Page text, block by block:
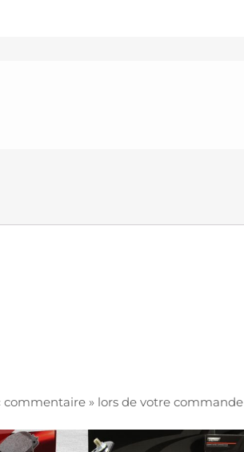
commentaire » lors de votre commande